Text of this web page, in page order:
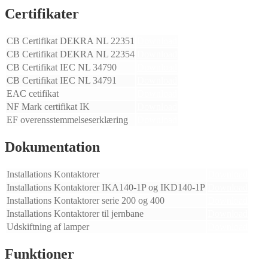
Certifikater
CB Certifikat DEKRA NL 22351
CB Certifikat DEKRA NL 22354
CB Certifikat IEC NL 34790
CB Certifikat IEC NL 34791
EAC cetifikat
NF Mark certifikat IK
EF overensstemmelseserklæring
Dokumentation
Installations Kontaktorer
Installations Kontaktorer IKA140-1P og IKD140-1P
Installations Kontaktorer serie 200 og 400
Installations Kontaktorer til jernbane
Udskiftning af lamper
Funktioner